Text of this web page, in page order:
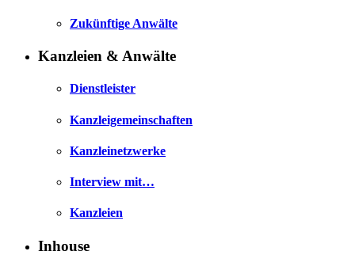
Zukünftige Anwälte
Kanzleien & Anwälte
Dienstleister
Kanzleigemeinschaften
Kanzleinetzwerke
Interview mit…
Kanzleien
Inhouse